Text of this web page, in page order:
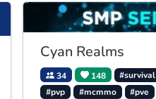
Cyan Realms
34 148 #survival
#pvp
#mcmmo #pve